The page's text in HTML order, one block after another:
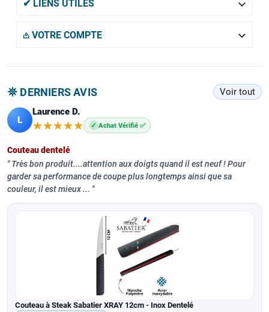
✔ LIENS UTILES 
𖡌 VOTRE COMPTE 
𖤓 DERNIERS AVIS Voir tout
L
Laurence D.
★★★★★
★★★★★ ✓ Achat Vérifié ✅
Couteau dentelé
Très bon produit....attention aux doigts quand il est neuf ! Pour
garder sa performance de coupe plus longtemps ainsi que sa
couleur, il est mieux ...
Couteau à Steak Sabatier XRAY 12cm - Inox Dentelé